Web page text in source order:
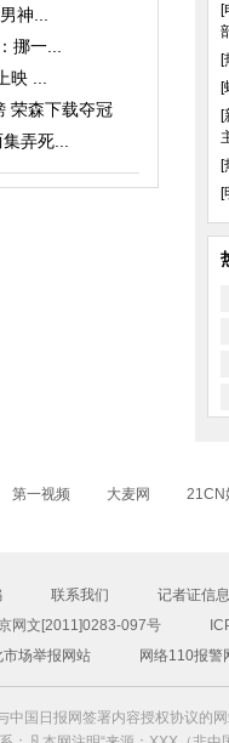
神...
挪一...
映 ...
荣森下载夺冠
弄死...
[
[
[
[
[
[
第一视频 大麦网 21CN
联系我们
记者证信
网文[2011]0283-097号
场举报网站 网络110报警
国日报网签署内容授权协议的